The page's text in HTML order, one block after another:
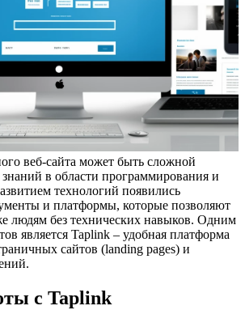
веб-сайта может быть сложной
в области программирования и
технологий появились
и платформы, которые позволяют
людям без технических навыков. Одним
является Taplink – удобная платформа
сайтов (landing pages) и
с Taplink